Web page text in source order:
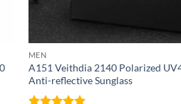
MEN
A151 Veithdia 2140 Polarized
Anti-reflective Sunglass